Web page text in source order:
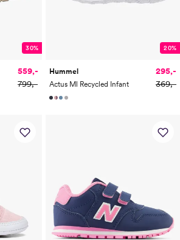
30%
559,-
799,-
20%
Hummel
Actus Ml Recycled Infant
295,-
369,-